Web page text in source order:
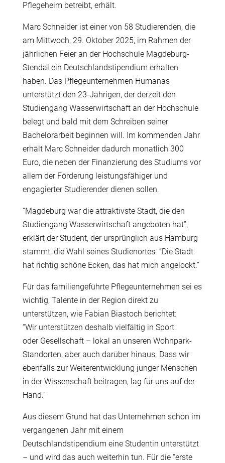
Pflegeheim betreibt, erhält.
Marc Schneider ist einer von 58 Studierenden, die
am Mittwoch, 29. Oktober 2025, im Rahmen der
jährlichen Feier an der Hochschule Magdeburg-
Stendal ein Deutschlandstipendium erhalten
haben. Das Pflegeunternehmen Humanas
unterstützt den 23-Jährigen, der derzeit den
Studiengang Wasserwirtschaft an der Hochschule
belegt und bald mit dem Schreiben seiner
Bachelorarbeit beginnen will. Im kommenden Jahr
erhält Marc Schneider dadurch monatlich 300
Euro, die neben der Finanzierung des Studiums vor
allem der Förderung leistungsfähiger und
engagierter Studierender dienen sollen.
“Magdeburg war die attraktivste Stadt, die den
Studiengang Wasserwirtschaft angeboten hat”,
erklärt der Student, der ursprünglich aus Hamburg
stammt, die Wahl seines Studienortes. “Die Stadt
hat richtig schöne Ecken, das hat mich angelockt.”
Für das familiengeführte Pflegeunternehmen sei es
wichtig, Talente in der Region direkt zu
unterstützen, wie Fabian Biastoch berichtet:
“Wir unterstützen deshalb vielfältig in Sport
oder Gesellschaft– lokal an unseren Wohnpark-
Standorten, aber auch darüber hinaus. Dass wir
ebenfalls zur Weiterentwicklung junger Menschen
in der Wissenschaft beitragen, lag für uns auf der
Hand.”
Aus diesem Grund hat das Unternehmen schon im
vergangenen Jahr mit einem
Deutschlandstipendium eine Studentin unterstützt
– und wird das auch weiterhin tun. Für die “erste